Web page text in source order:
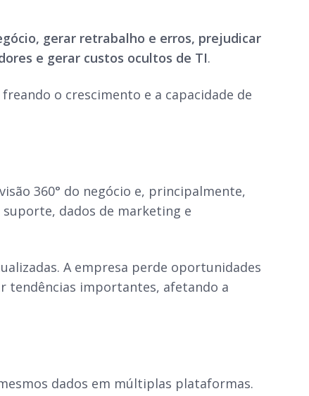
gerar retrabalho e erros, prejudicar
e gerar custos ocultos de TI.
o crescimento e a capacidade de
360° do negócio e, principalmente,
dados de marketing e
A empresa perde oportunidades
tendências importantes, afetando a
dados em múltiplas plataformas.